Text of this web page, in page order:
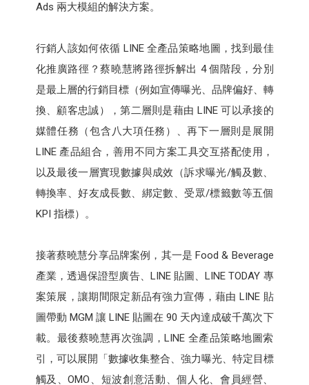
Ads 兩大模組的解決方案。
行銷人該如何依循 LINE 全產品策略地圖，找到最佳
化推廣路徑？蔡曉慧將路徑拆解出 4 個階段，分別
是最上層的行銷目標（例如宣傳曝光、品牌偏好、轉
換、顧客忠誠），第二層則是藉由 LINE 可以承接的
媒體任務（包含八大項任務）、再下一層則是展開
LINE 產品組合，善用不同方案工具交互搭配使用，
以及最後一層實現數據與成效（訴求曝光/觸及數、
轉換率、好友成長數、綁定數、受眾/標籤數等五個
KPI 指標）。
接著蔡曉慧分享品牌案例，其一是 Food & Beverage
產業，透過保證型廣告、LINE 貼圖、LINE TODAY 專
案策展，讓期間限定新品有強力宣傳，藉由 LINE 貼
圖帶動 MGM 讓 LINE 貼圖在 90 天內達成破千萬次下
載。最後蔡曉慧再次強調，LINE 全產品策略地圖索
引，可以展開「數據收集整合、強力曝光、特定目標
觸及、OMO、短波創意活動、個人化、會員經營、